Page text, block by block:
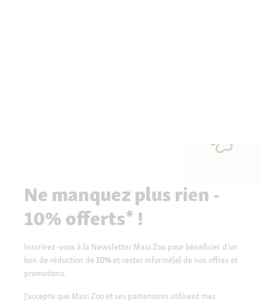
Ne manquez plus rien -
10% offerts* !
Inscrivez-vous à la Newsletter Maxi Zoo pour bénéficier d’un
bon de réduction de 10% et rester informé(e) de nos offres et
promotions.
J’accepte que Maxi Zoo et ses partenaires utilisent mes